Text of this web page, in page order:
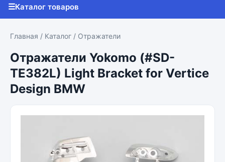
☰Каталог товаров
Главная / Каталог / Отражатели
Отражатели Yokomo (#SD-
TE382L) Light Bracket for Vertice
Design BMW